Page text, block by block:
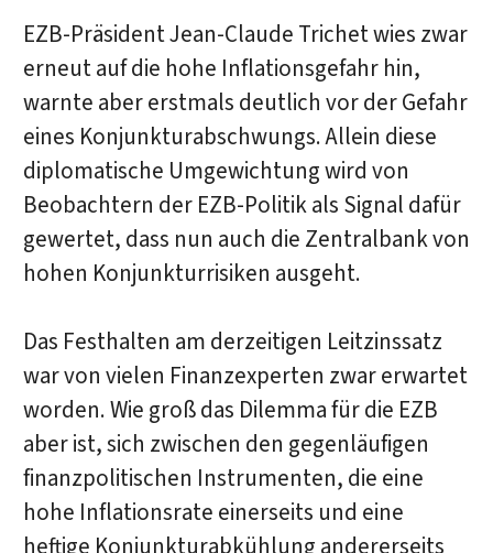
EZB-Präsident Jean-Claude Trichet wies zwar
erneut auf die hohe Inflationsgefahr hin,
warnte aber erstmals deutlich vor der Gefahr
eines Konjunkturabschwungs. Allein diese
diplomatische Umgewichtung wird von
Beobachtern der EZB-Politik als Signal dafür
gewertet, dass nun auch die Zentralbank von
hohen Konjunkturrisiken ausgeht.
Das Festhalten am derzeitigen Leitzinssatz
war von vielen Finanzexperten zwar erwartet
worden. Wie groß das Dilemma für die EZB
aber ist, sich zwischen den gegenläufigen
finanzpolitischen Instrumenten, die eine
hohe Inflationsrate einerseits und eine